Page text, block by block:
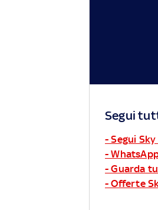
Segui
- Segui
-
- Guarda
- Offerte